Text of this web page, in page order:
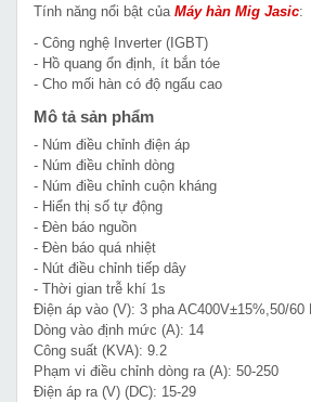
Tính năng nổi bật của Máy hàn Mig Jasic:
- Công nghệ Inverter (IGBT)
- Hồ quang ổn định, ít bắn tóe
- Cho mối hàn có độ ngấu cao
Mô tả sản phẩm
- Núm điều chỉnh điện áp
- Núm điều chỉnh dòng
- Núm điều chỉnh cuộn kháng
- Hiển thị số tự động
- Đèn báo nguồn
- Đèn báo quá nhiệt
- Nút điều chỉnh tiếp dây
- Thời gian trễ khí 1s
Điện áp vào (V): 3 pha AC400V±15%,50/60
Dòng vào định mức (A): 14
Công suất (KVA): 9.2
Phạm vi điều chỉnh dòng ra (A): 50-250
Điện áp ra (V) (DC): 15-29